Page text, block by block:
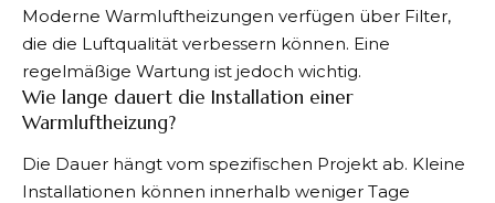
Moderne Warmluftheizungen verfügen über Filter,
die die Luftqualität verbessern können. Eine
regelmäßige Wartung ist jedoch wichtig.
Wie lange dauert die Installation einer
Warmluftheizung?
Die Dauer hängt vom spezifischen Projekt ab. Kleine
Installationen können innerhalb weniger Tage